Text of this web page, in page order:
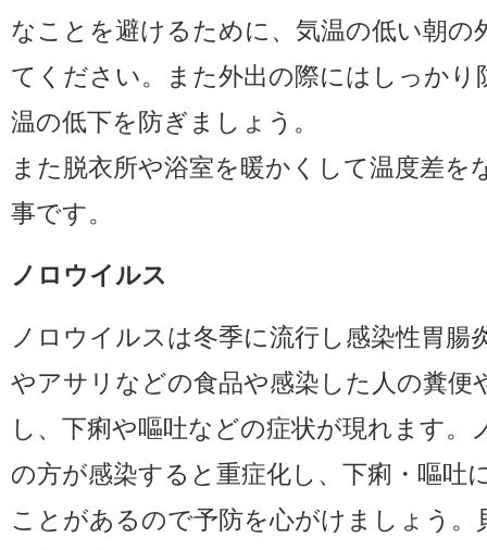
なことを避けるために、気温の低い朝の
てください。また外出の際にはしっかり
温の低下を防ぎましょう。
また脱衣所や浴室を暖かくして温度差を
事です。
ノロウイルス
ノロウイルスは冬季に流行し感染性胃腸
やアサリなどの食品や感染した人の糞便
し、下痢や嘔吐などの症状が現れます。
の方が感染すると重症化し、下痢・嘔吐
ことがあるので予防を心がけましょう。